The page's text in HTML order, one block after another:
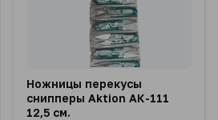
Ножницы перекусы
снипперы Aktion АК-111
12,5 см.